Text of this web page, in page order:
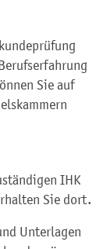
Sie auf
IHK
Sie dort.
Unterlagen